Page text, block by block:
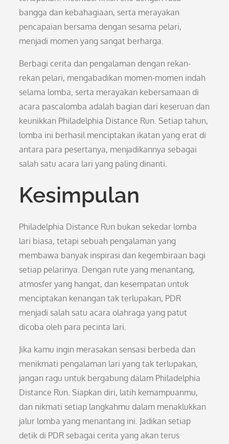
bangga dan kebahagiaan, serta merayakan
pencapaian bersama dengan sesama pelari,
menjadi momen yang sangat berharga.
Berbagi cerita dan pengalaman dengan rekan-
rekan pelari, mengabadikan momen-momen indah
selama lomba, serta merayakan kebersamaan di
acara pascalomba adalah bagian dari keseruan dan
keunikkan Philadelphia Distance Run. Setiap tahun,
lomba ini berhasil menciptakan ikatan yang erat di
antara para pesertanya, menjadikannya sebagai
salah satu acara lari yang paling dinanti.
Kesimpulan
Philadelphia Distance Run bukan sekedar lomba
lari biasa, tetapi sebuah pengalaman yang
membawa banyak inspirasi dan kegembiraan bagi
setiap pelarinya. Dengan rute yang menantang,
atmosfer yang hangat, dan kesempatan untuk
menciptakan kenangan tak terlupakan, PDR
menjadi salah satu acara olahraga yang patut
dicoba oleh para pecinta lari.
Jika kamu ingin merasakan sensasi berbeda dan
menikmati pengalaman lari yang tak terlupakan,
jangan ragu untuk bergabung dalam Philadelphia
Distance Run. Siapkan diri, latih kemampuanmu,
dan nikmati setiap langkahmu dalam menaklukkan
jalur lomba yang menantang ini. Jadikan setiap
detik di PDR sebagai cerita yang akan terus